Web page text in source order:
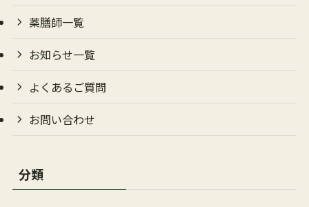
薬膳師一覧
お知らせ一覧
よくあるご質問
お問い合わせ
分類